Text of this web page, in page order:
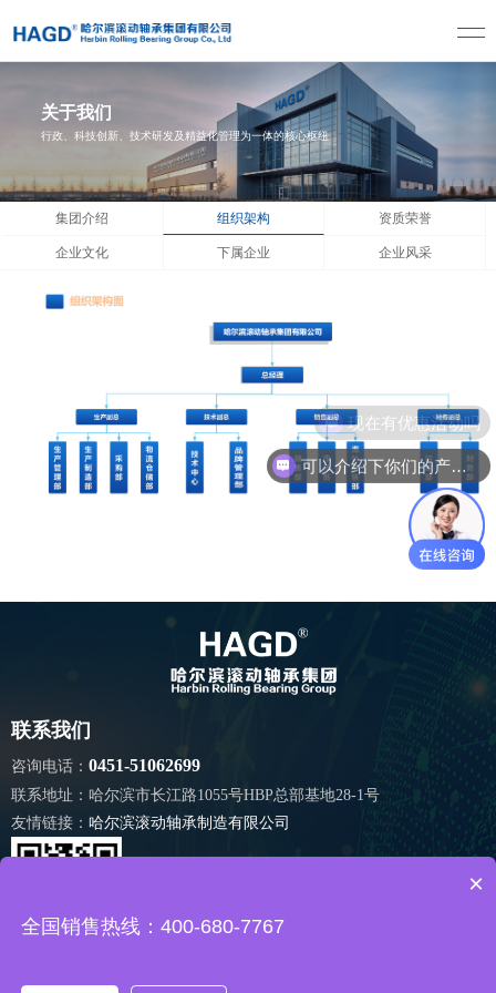
关于我们
行政、科技创新、技术研发及精益化管理为一体的核心枢纽
集团介绍 组织架构 资质荣誉
企业文化 下属企业 企业风采
联系我们
咨询电话： 0451-51062699
联系地址： 哈尔滨市长江路1055号HBP总部基地28-1号
友情链接： 哈尔滨滚动轴承制造有限公司
可以介绍下你们的产品么
现在有优惠活动吗
×
全国销售热线：400-680-7767